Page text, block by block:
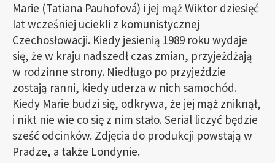
Marie (Tatiana Pauhofová) i jej mąż Wiktor dziesięć
lat wcześniej uciekli z komunistycznej
Czechosłowacji. Kiedy jesienią 1989 roku wydaje
się, że w kraju nadszedł czas zmian, przyjeżdżają
w rodzinne strony. Niedługo po przyjeździe
zostają ranni, kiedy uderza w nich samochód.
Kiedy Marie budzi się, odkrywa, że jej mąż zniknął,
i nikt nie wie co się z nim stało. Serial liczyć będzie
sześć odcinków. Zdjęcia do produkcji powstają w
Pradze, a także Londynie.